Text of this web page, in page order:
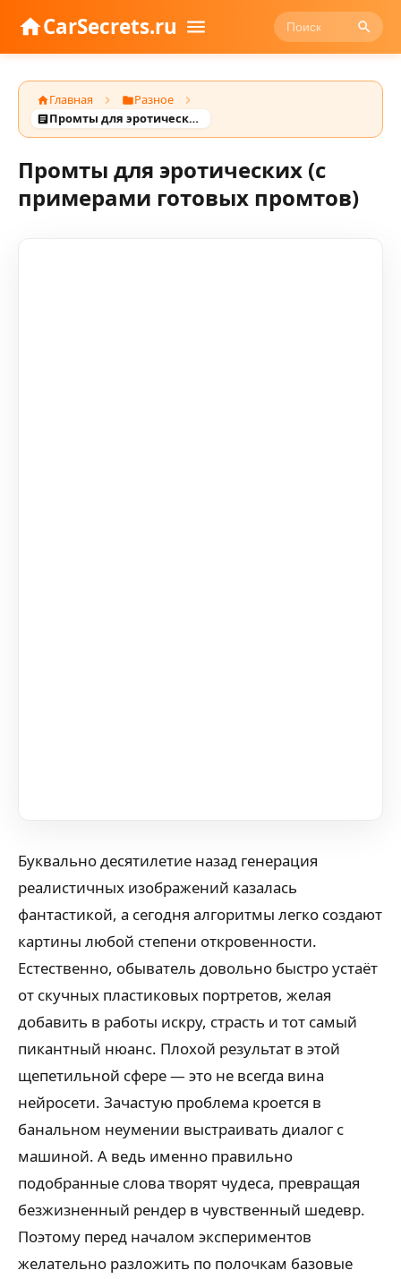
CarSecrets.ru
Главная
Разное
Промты для эротических (с примерами готовых промтов)
Промты для эротических (с
примерами готовых промтов)
Буквально десятилетие назад генерация
реалистичных изображений казалась
фантастикой, а сегодня алгоритмы легко создают
картины любой степени откровенности.
Естественно, обыватель довольно быстро устаёт
от скучных пластиковых портретов, желая
добавить в работы искру, страсть и тот самый
пикантный нюанс. Плохой результат в этой
щепетильной сфере — это не всегда вина
нейросети. Зачастую проблема кроется в
банальном неумении выстраивать диалог с
машиной. А ведь именно правильно
подобранные слова творят чудеса, превращая
безжизненный рендер в чувственный шедевр.
Поэтому перед началом экспериментов
желательно разложить по полочкам базовые